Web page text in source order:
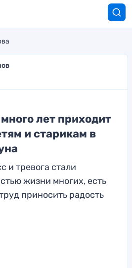
лет приходит
и старикам в
и тревога стали
жизни многих, есть
приносить радость